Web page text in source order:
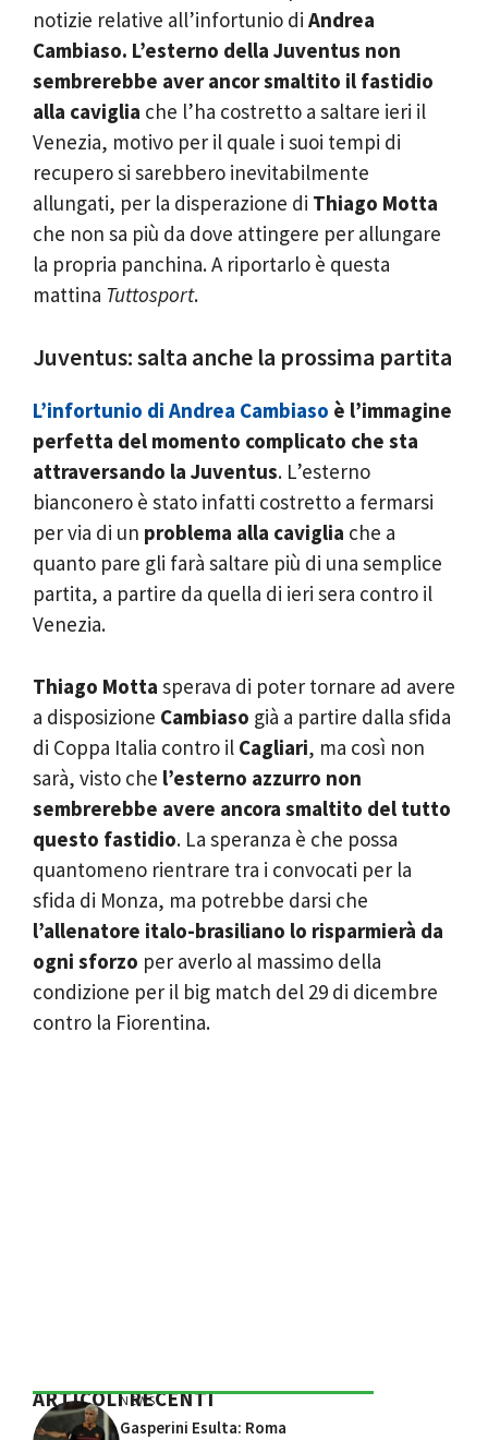
notizie relative all’infortunio di Andrea
Cambiaso. L’esterno della Juventus non
sembrerebbe aver ancor smaltito il fastidio
alla caviglia che l’ha costretto a saltare ieri il
Venezia, motivo per il quale i suoi tempi di
recupero si sarebbero inevitabilmente
allungati, per la disperazione di Thiago Motta
che non sa più da dove attingere per allungare
la propria panchina. A riportarlo è questa
mattina Tuttosport.
Juventus: salta anche la prossima partita
L’infortunio di Andrea Cambiaso è l’immagine
perfetta del momento complicato che sta
attraversando la Juventus. L’esterno
bianconero è stato infatti costretto a fermarsi
per via di un problema alla caviglia che a
quanto pare gli farà saltare più di una semplice
partita, a partire da quella di ieri sera contro il
Venezia.
Thiago Motta sperava di poter tornare ad avere
a disposizione Cambiaso già a partire dalla sfida
di Coppa Italia contro il Cagliari, ma così non
sarà, visto che l’esterno azzurro non
sembrerebbe avere ancora smaltito del tutto
questo fastidio. La speranza è che possa
quantomeno rientrare tra i convocati per la
sfida di Monza, ma potrebbe darsi che
l’allenatore italo-brasiliano lo risparmierà da
ogni sforzo per averlo al massimo della
condizione per il big match del 29 di dicembre
contro la Fiorentina.
ARTICOLI RECENTI
NEWS
Gasperini Esulta: Roma